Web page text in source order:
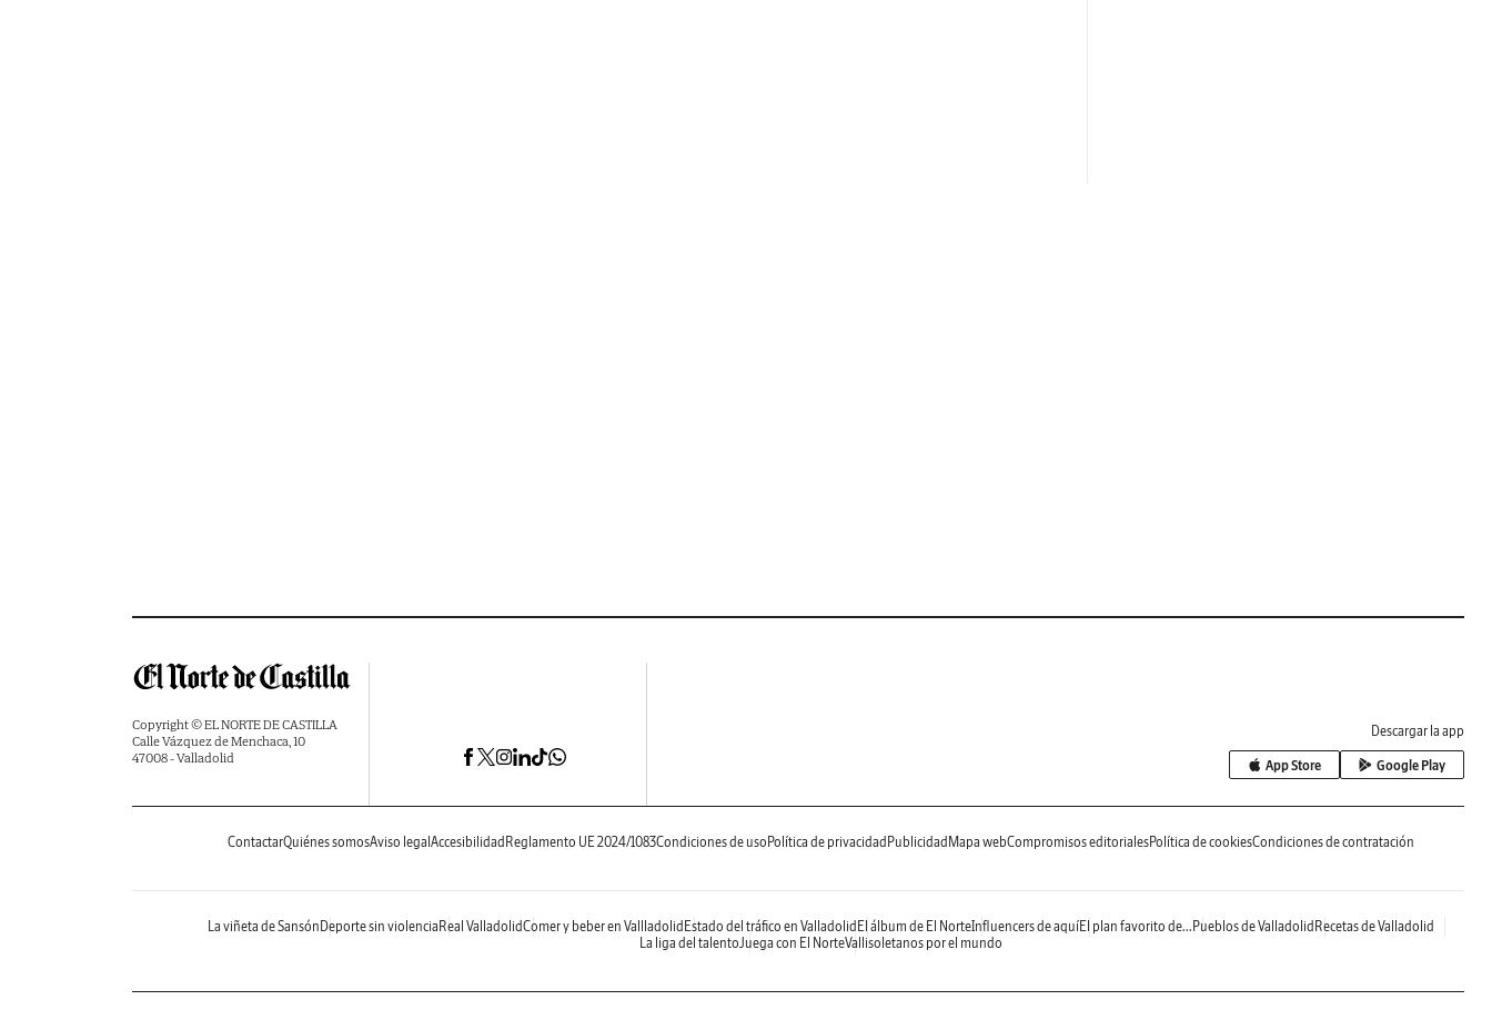
Copyright © EL NORTE DE CASTILLA
Calle Vázquez de Menchaca, 10
47008 - Valladolid
Descargar la app
App Store Google Play
ContactarQuiénes somosAviso legal Accesibilidad Reglamento UE 2024/1083Condiciones de uso Política de privacidad Publicidad Mapa webCompromisos editorialesPolítica de cookiesCondiciones de contratación
La viñeta de Sansón Deporte sin violencia Real ValladolidComer y beber en Vallladolid Estado del tráfico en Valladolid El álbum de El NorteInfluencers de aquíEl plan favorito de... Pueblos de Valladolid Recetas de Valladolid
La liga del talentoJuega con El NorteVallisoletanos por el mundo